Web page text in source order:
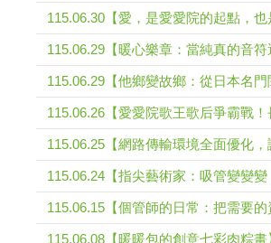
115.06.30【愛，是愛愛院的起點，也
115.06.29【暖心樂章：當純真的音符
115.06.29【他鄉變故鄉：從日本名
115.06.26【愛愛院歌王歌后爭霸戰
115.06.25【網路傳輸環境全面優化
115.06.24【指尖藝術家：吸管變變
115.06.15【個管師的日常：把需要
115.06.08【暖暖包的創意七彩肉粽畫